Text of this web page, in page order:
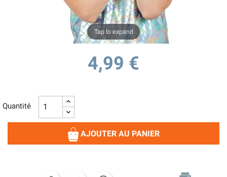
Tap to expand
4,99 €
Quantité
AJOUTER AU PANIER